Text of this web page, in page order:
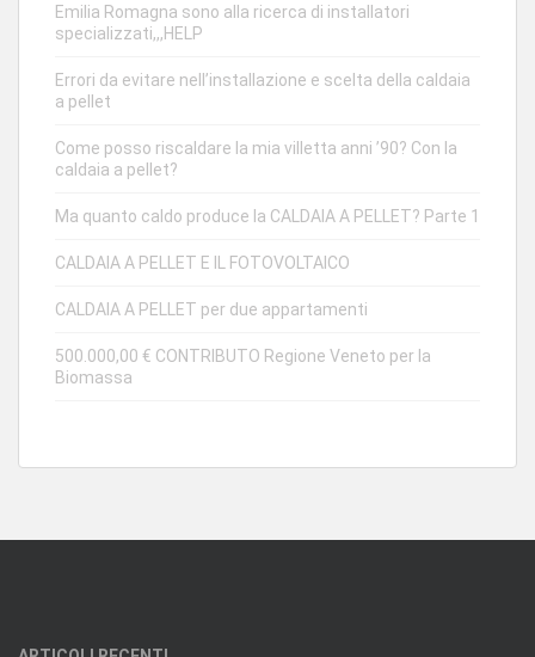
Emilia Romagna sono alla ricerca di installatori
specializzati,,,HELP
Errori da evitare nell’installazione e scelta della caldaia
a pellet
Come posso riscaldare la mia villetta anni ’90? Con la
caldaia a pellet?
Ma quanto caldo produce la CALDAIA A PELLET? Parte 1
CALDAIA A PELLET E IL FOTOVOLTAICO
CALDAIA A PELLET per due appartamenti
500.000,00 € CONTRIBUTO Regione Veneto per la
Biomassa